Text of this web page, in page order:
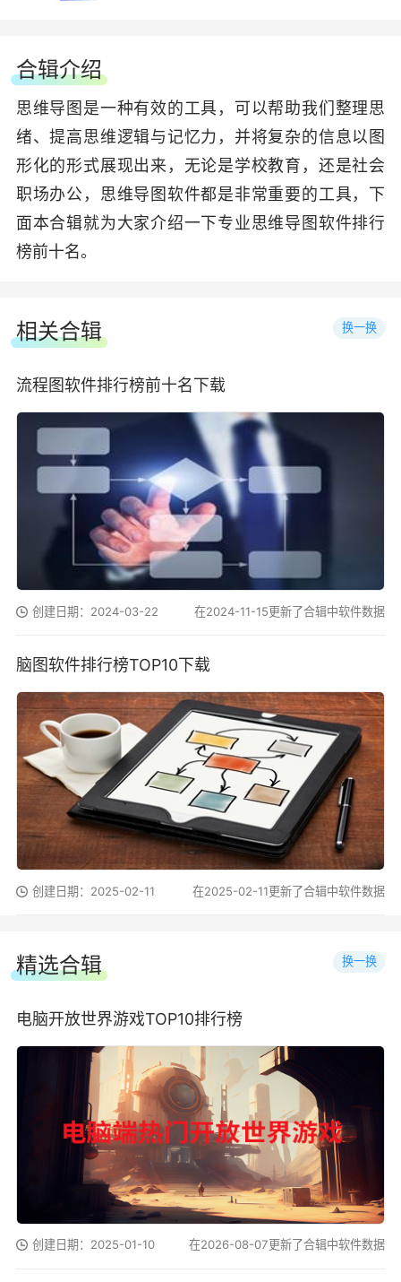
合辑介绍
思维导图是一种有效的工具，可以帮助我们整理思
绪、提高思维逻辑与记忆力，并将复杂的信息以图
形化的形式展现出来，无论是学校教育，还是社会
职场办公，思维导图软件都是非常重要的工具，下
面本合辑就为大家介绍一下专业思维导图软件排行
榜前十名。
相关合辑 换一换
流程图软件排行榜前十名下载
创建日期：2024-03-22 在2024-11-15更新了合辑中软件数据
脑图软件排行榜TOP10下载
创建日期：2025-02-11 在2025-02-11更新了合辑中软件数据
精选合辑 换一换
电脑开放世界游戏TOP10排行榜
创建日期：2025-01-10 在2026-08-07更新了合辑中软件数据